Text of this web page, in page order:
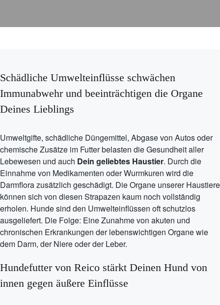
Schädliche Umwelteinflüsse schwächen
Immunabwehr und beeinträchtigen die Organe
Deines Lieblings
Umweltgifte, schädliche Düngemittel, Abgase von Autos oder
chemische Zusätze im Futter belasten die Gesundheit aller
Lebewesen und auch Dein geliebtes Haustier. Durch die
Einnahme von Medikamenten oder Wurmkuren wird die
Darmflora zusätzlich geschädigt. Die Organe unserer Haustiere
können sich von diesen Strapazen kaum noch vollständig
erholen. Hunde sind den Umwelteinflüssen oft schutzlos
ausgeliefert. Die Folge: Eine Zunahme von akuten und
chronischen Erkrankungen der lebenswichtigen Organe wie
dem Darm, der Niere oder der Leber.
Hundefutter von Reico stärkt Deinen Hund von
innen gegen äußere Einflüsse